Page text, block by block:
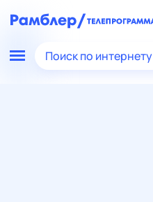
Поиск по интернету